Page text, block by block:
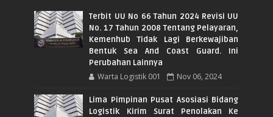
Terbit UU No 66 Tahun 2024 Revisi UU
No. 17 Tahun 2008 Tentang Pelayaran,
Kemenhub Tidak Lagi Berkewajiban
Bentuk Sea And Coast Guard. Ini
Perubahan Lainnya
Warta Logistik 001 Nov 06, 2024
Lima Pimpinan Pusat Asosiasi Bidang
Logistik Kirim Surat Penolakan Ke